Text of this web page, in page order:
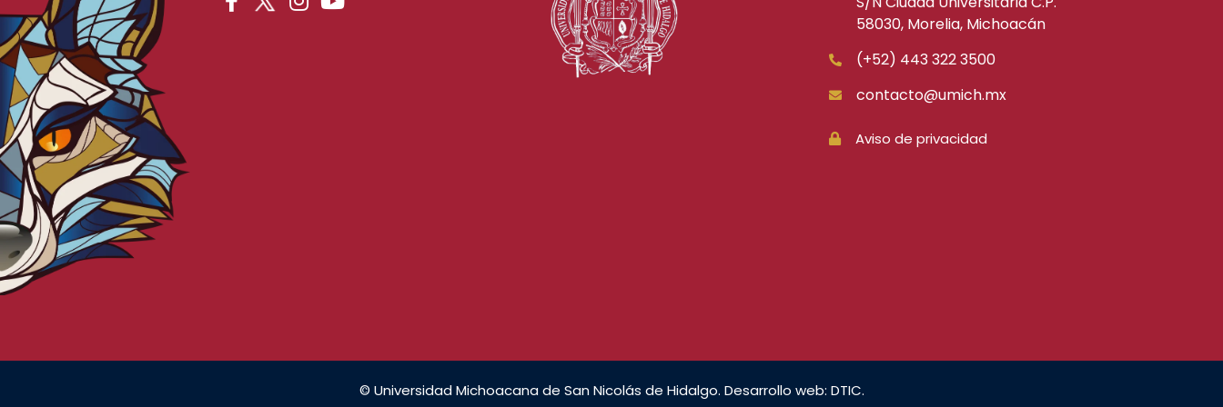
58030, Morelia, Michoacán
(+52) 443 322 3500
contacto@umich.mx
Aviso de privacidad
© Universidad Michoacana de San Nicolás de Hidalgo. Desarrollo web: DTIC.